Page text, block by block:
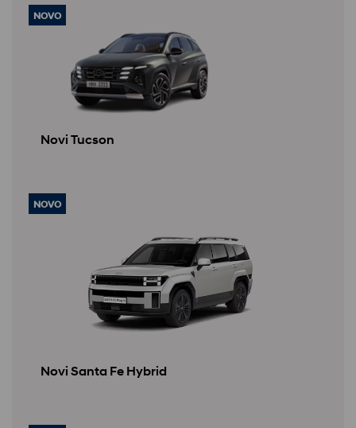
NOVO
Novi Tucson
NOVO
Novi Santa Fe Hybrid